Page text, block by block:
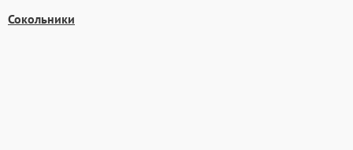
Сокольники